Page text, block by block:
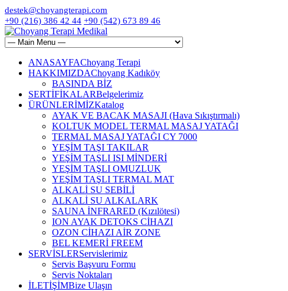
destek@choyangterapi.com
+90 (216) 386 42 44 +90 (542) 673 89 46
ANASAYFAChoyang Terapi
HAKKIMIZDAChoyang Kadıköy
BASINDA BİZ
SERTİFİKALARBelgelerimiz
ÜRÜNLERİMİZKatalog
AYAK VE BACAK MASAJI (Hava Sıkıştırmalı)
KOLTUK MODEL TERMAL MASAJ YATAĞI
TERMAL MASAJ YATAĞI CY 7000
YEŞİM TAŞI TAKILAR
YEŞİM TAŞLI ISI MİNDERİ
YEŞİM TAŞLI OMUZLUK
YEŞİM TAŞLI TERMAL MAT
ALKALİ SU SEBİLİ
ALKALİ SU ALKALARK
SAUNA İNFRARED (Kızılötesi)
ION AYAK DETOKS CİHAZI
OZON CİHAZI AİR ZONE
BEL KEMERİ FREEM
SERVİSLERServislerimiz
Servis Başvuru Formu
Servis Noktaları
İLETİŞİMBize Ulaşın